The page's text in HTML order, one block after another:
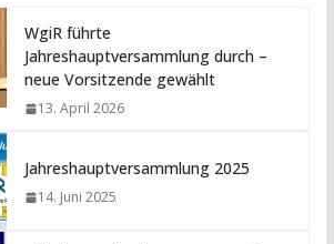
WgiR führte
Jahreshauptversammlung durch –
neue Vorsitzende gewählt
13. April 2026
Jahreshauptversammlung 2025
14. Juni 2025